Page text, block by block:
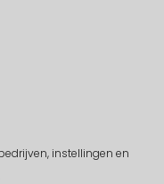
instellingen en